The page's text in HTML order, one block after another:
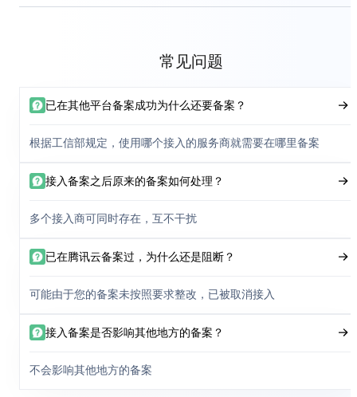
常见问题
已在其他平台备案成功为什么还要备案？
根据工信部规定，使用哪个接入的服务商就需要在哪里备案
接入备案之后原来的备案如何处理？
多个接入商可同时存在，互不干扰
已在腾讯云备案过，为什么还是阻断？
可能由于您的备案未按照要求整改，已被取消接入
接入备案是否影响其他地方的备案？
不会影响其他地方的备案